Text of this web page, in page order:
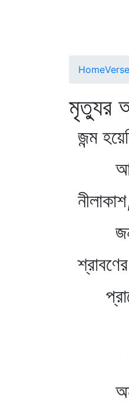
Home
মৃত্যুর
জন্ম
এক